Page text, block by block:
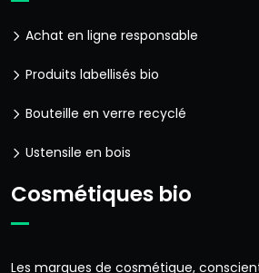
Achat en ligne responsable
Produits labellisés bio
Bouteille en verre recyclé
Ustensile en bois
Cosmétiques bio
Les marques de cosmétique,